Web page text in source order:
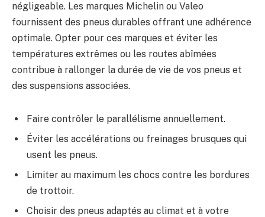
négligeable. Les marques Michelin ou Valeo
fournissent des pneus durables offrant une adhérence
optimale. Opter pour ces marques et éviter les
températures extrêmes ou les routes abîmées
contribue à rallonger la durée de vie de vos pneus et
des suspensions associées.
Faire contrôler le parallélisme annuellement.
Éviter les accélérations ou freinages brusques qui
usent les pneus.
Limiter au maximum les chocs contre les bordures
de trottoir.
Choisir des pneus adaptés au climat et à votre